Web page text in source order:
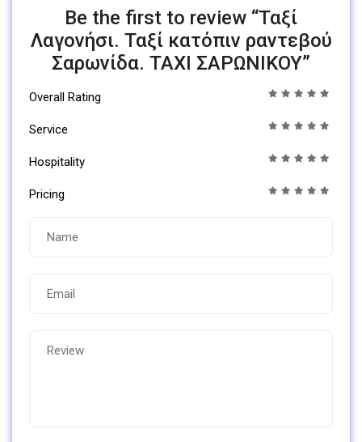
Be the first to review “Ταξί
Λαγονήσι. Ταξί κατόπιν ραντεβού
Σαρωνίδα. TAXI ΣΑΡΩΝΙΚΟΥ”
Overall Rating
Service
Hospitality
Pricing